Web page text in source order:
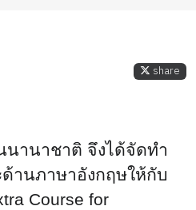
share
นานาชาติ จึงได้จัดทำ
านภาษาอังกฤษให้กับ
Course for